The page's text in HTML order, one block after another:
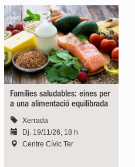
Famílies saludables: eines per
a una alimentació equilibrada
Xerrada
Dj. 19/11/26, 18 h
Centre Cívic Ter